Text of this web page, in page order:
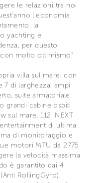
le relazioni tra noi
l’economia
la
yachting è
per questo
molto ottimismo”.
villa sul mare, con
di larghezza, ampi
suite armatoriale
grandi cabine ospiti
sul mare. 112’ NEXT
di ultima
di monitoraggio e
motori MTU da 2775
la velocità massima
è garantito dai 4
RollingGyro),